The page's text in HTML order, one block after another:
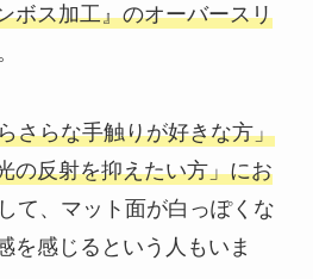
ボス加工』のオーバースリ
さらな手触りが好きな方」
の反射を抑えたい方」にお
て、マット面が白っぽくな
を感じるという人もいま